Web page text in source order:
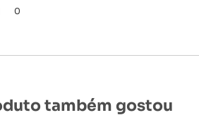
0
também gostou